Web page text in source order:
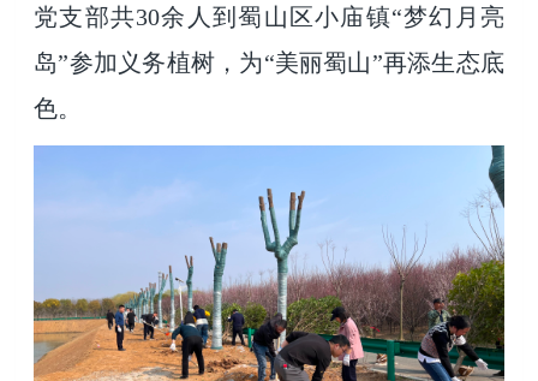
党支部共30余人到蜀山区小庙镇“梦幻月亮
岛”参加义务植树，为“美丽蜀山”再添生态底
色。